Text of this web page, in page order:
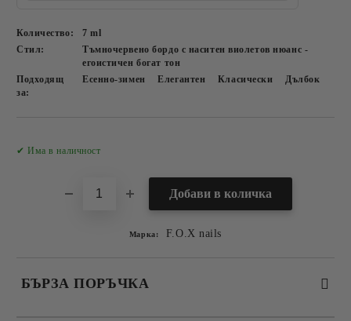
Количество:
7 ml
Стил:
Тъмночервено бордо с наситен виолетов нюанс -
егоистичен богат тон
Подходящ
за:
Есенно-зимен Елегантен Класически Дълбок
✔ Има в наличност
Марка: F.O.X nails
БЪРЗА ПОРЪЧКА